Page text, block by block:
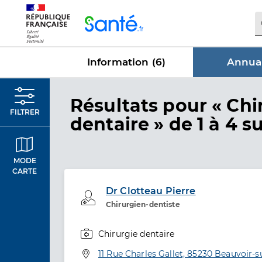
Information (6)
FILTRER
MODE
CARTE
Résultats dans
pour «
dentaire » de 1 à 4
Dr Clotteau Pierre
Chirurgien-dentiste
Professionel de santé
Chirurgie dentaire
Adresse
11 Rue Charles Gallet, 85230 Beauvoir-
Panneau de gestion des cookies